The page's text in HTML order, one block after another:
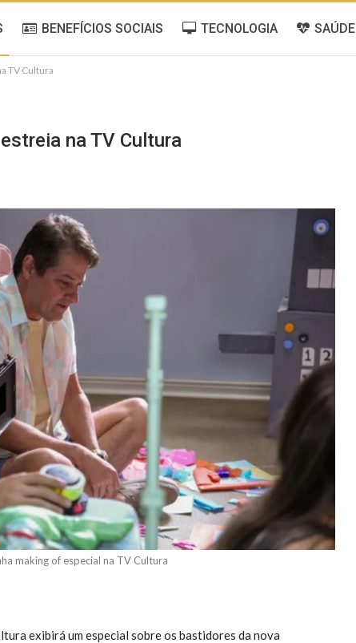
BENEFÍCIOS SOCIAIS TECNOLOGIA SAÚDE
TV Cultura
na TV Cultura
making of especial na TV Cultura
exibirá um especial sobre os bastidores da nova